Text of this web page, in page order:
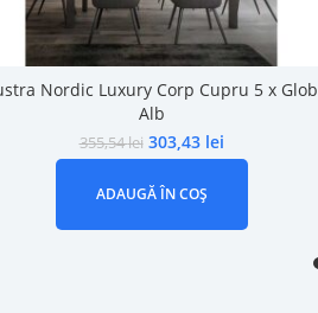
Nordic Luxury Corp Cupru 5 x Glob
Alb
355,54lei 303,43 lei
ADAUGĂ ÎN COȘ